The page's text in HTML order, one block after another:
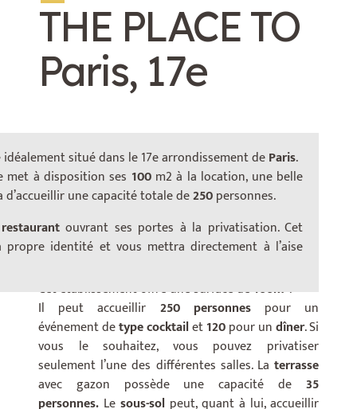
THE PLACE TO
Paris, 17e
situé dans le 17e arrondissement deParis.
met à disposition ses 100 m2 à la location, une belle
une capacité totale de250personnes.
ouvrant ses portes à la privatisation. Cet
propre identité et vous mettra directement à l’aise
Avec son style industriel rétro et ses
murs en
brique,cet espace n’est pas sans rappeler les lofts
New-Yorkais.
Cet établissement offre une surface de 100m .
Il peut accueillir 250 personnespour un
événement detype cocktailet120pour undîner. Si
vous le souhaitez, vous pouvez privatiser
seulement l’une des différentes salles. La terrasse
avec gazon possède une capacité de 35
personnes. Le sous-sol peut, quant à lui, accueillir